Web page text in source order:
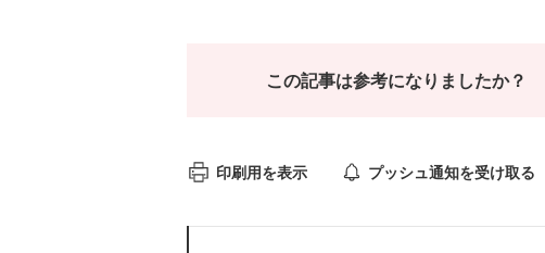
この記事は参考になりましたか？
印刷用を表示 プッシュ通知を受け取る